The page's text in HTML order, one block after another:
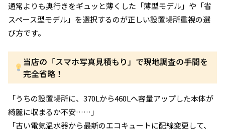
通常よりも奥行きをギュッと薄くした「薄型モデル」や「省
スペース型モデル」を選択するのが正しい設置場所重視の選
び方です。
当店の「スマホ写真見積もり」で現地調査の手間を
完全省略！
「うちの設置場所に、370Lから460Lへ容量アップした本体が
綺麗に収まるか不安……」
「古い電気温水器から最新のエコキュートに配線変更して、